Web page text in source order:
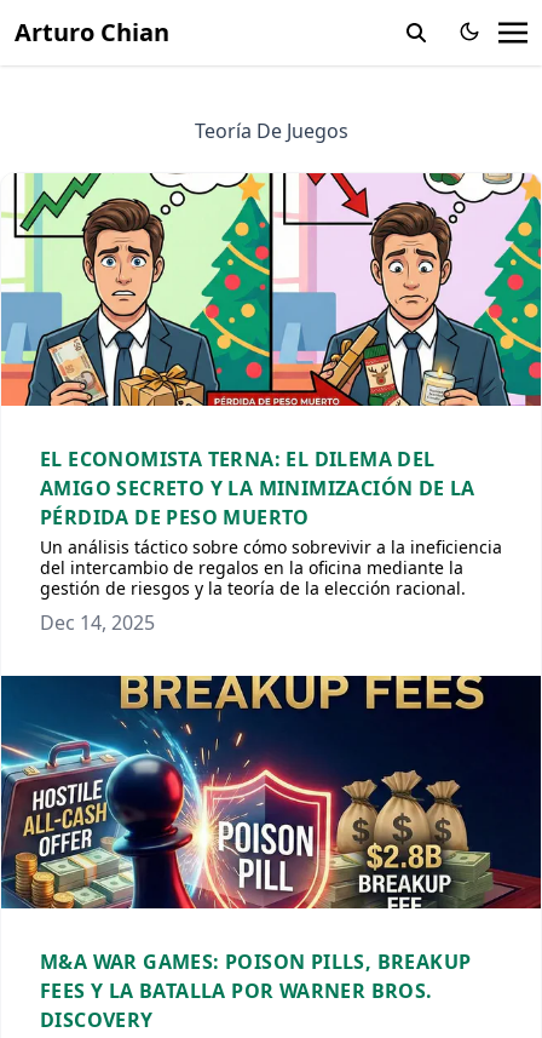
Arturo Chian
Teoría De Juegos
EL ECONOMISTA TERNA: EL DILEMA DEL
AMIGO SECRETO Y LA MINIMIZACIÓN DE LA
PÉRDIDA DE PESO MUERTO
Un análisis táctico sobre cómo sobrevivir a la ineficiencia
del intercambio de regalos en la oficina mediante la
gestión de riesgos y la teoría de la elección racional.
Dec 14, 2025
M&A WAR GAMES: POISON PILLS, BREAKUP
FEES Y LA BATALLA POR WARNER BROS.
DISCOVERY